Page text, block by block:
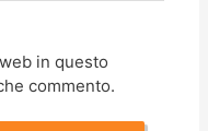
in questo
commento.